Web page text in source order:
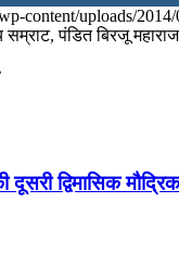
27 जुलाई 2026
24 जुलाई 2026
21 जुलाई 2026
content/uploads/
पंडित बिरजू
दूसरी द्विमासिक